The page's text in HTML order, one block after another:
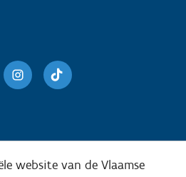
YoutubeInstagram